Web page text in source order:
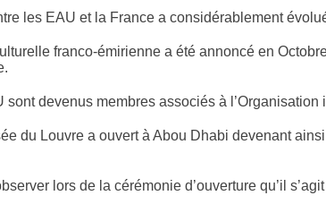
les EAU et la France a considérablement
franco-émirienne a été annoncé en
sont devenus membres associés à
du Louvre a ouvert à Abou Dhabi devenant
lors de la cérémonie d’ouverture qu’il